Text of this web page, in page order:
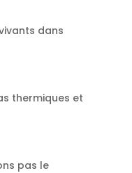
dans
thermiques et
pas le